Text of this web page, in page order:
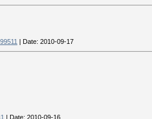
| Date: 2010-09-17
Date: 2010-09-16